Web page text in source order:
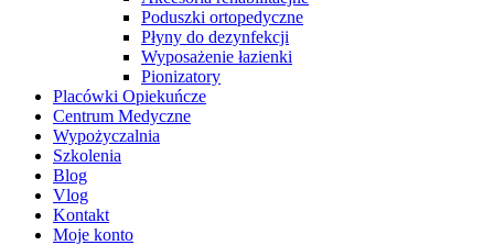
Poduszki ortopedyczne
Płyny do dezynfekcji
Wyposażenie łazienki
Pionizatory
Placówki Opiekuńcze
Centrum Medyczne
Wypożyczalnia
Szkolenia
Blog
Vlog
Kontakt
Moje konto